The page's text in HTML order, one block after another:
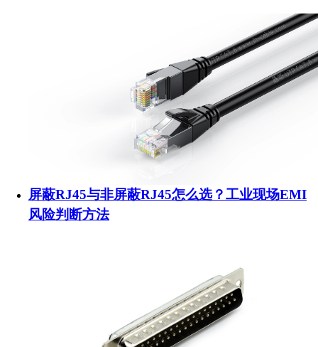
屏蔽RJ45与非屏蔽RJ45怎么选？工业现场EMI
风险判断方法